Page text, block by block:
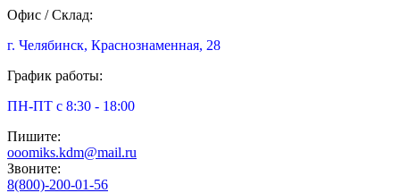
Офис / Склад:
г. Челябинск, Краснознаменная, 28
График работы:
ПН-ПТ с 8:30 - 18:00
Пишите:
ooomiks.kdm@mail.ru
Звоните:
8(800)-200-01-56